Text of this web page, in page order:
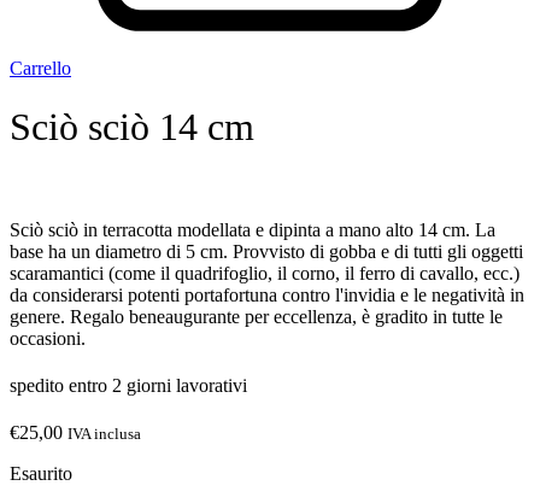
Carrello
Sciò sciò 14 cm
Sciò sciò in terracotta modellata e dipinta a mano alto 14 cm. La
base ha un diametro di 5 cm. Provvisto di gobba e di tutti gli oggetti
scaramantici (come il quadrifoglio, il corno, il ferro di cavallo, ecc.)
da considerarsi potenti portafortuna contro l'invidia e le negatività in
genere. Regalo beneaugurante per eccellenza, è gradito in tutte le
occasioni.
spedito entro 2 giorni lavorativi
€25,00 IVA inclusa
Esaurito